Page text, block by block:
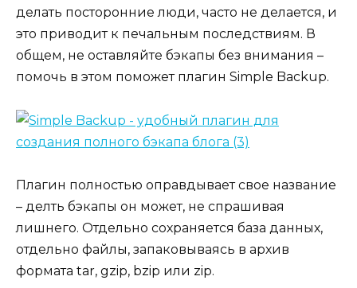
делать посторонние люди, часто не делается, и
это приводит к печальным последствиям. В
общем, не оставляйте бэкапы без внимания –
помочь в этом поможет плагин Simple Backup.
Плагин полностью оправдывает свое название
– делть бэкапы он может, не спрашивая
лишнего. Отдельно сохраняется база данных,
отдельно файлы, запаковываясь в архив
формата tar, gzip, bzip или zip.